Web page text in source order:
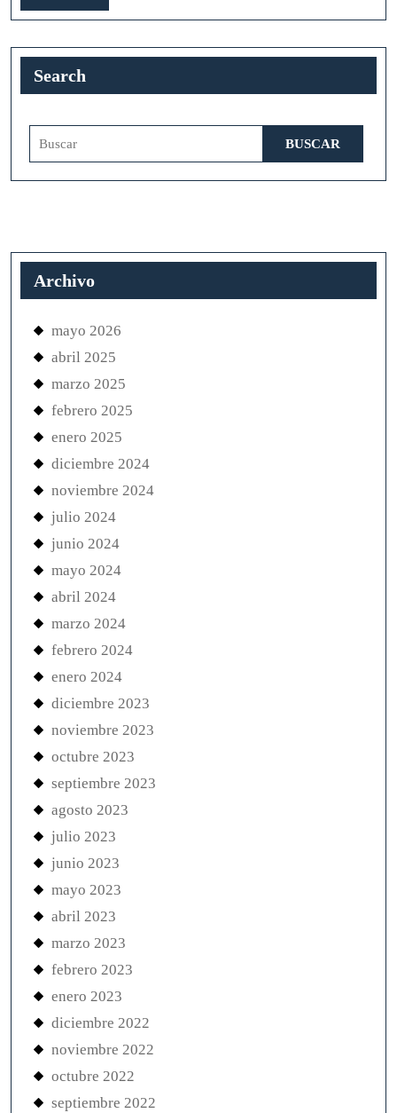
más
Search
Archivo
mayo 2026
abril 2025
marzo 2025
febrero 2025
enero 2025
diciembre 2024
noviembre 2024
julio 2024
junio 2024
mayo 2024
abril 2024
marzo 2024
febrero 2024
enero 2024
diciembre 2023
noviembre 2023
octubre 2023
septiembre 2023
agosto 2023
julio 2023
junio 2023
mayo 2023
abril 2023
marzo 2023
febrero 2023
enero 2023
diciembre 2022
noviembre 2022
octubre 2022
septiembre 2022